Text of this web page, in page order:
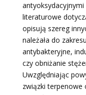
literaturowe
opisują szereg
należała do
antybakteryjne,
czy obniżanie
Uwzględniając
związki terpenowe